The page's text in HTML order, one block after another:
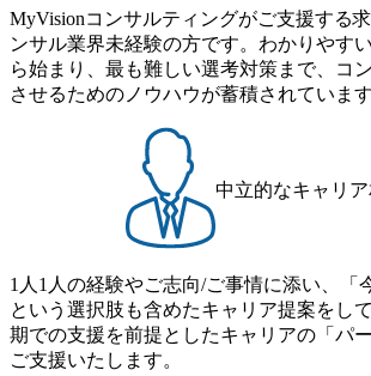
で主体的に動ける方 ・年齢にこだわらず
直に受け取れる方 ・推進力のある方
6年8月23日(日)にSustainable SCM SU
します。 当SUは「GlobalでのSCM構築」
ストの構造改革」といった伝統的なテー
イアントがこれから取組むべき「グリー
った社会課題やテーマに対して、グロー
事例などを基に企業の構造改革と社会価
みを行うプロフェッショナルチームです
象となるポジションは下記となります。
(調達改革・設備O&M)【SCS SU】 ・コン
流改革/需給プロセス改革)【SSC SU】 ・
プロセス分析・AI活用_Sustainable SCM
Consultant職)≪東京・大阪≫ ・コンサルタ
プンポジション)【SCS SU】 ※当日は全
食事などのカジュアルな交流、実際のプ
ススタディ、1対1の模擬面接等、複数の
月の期間に渡り行い、選考にご参加いた
ルタント未経験の方でも、戦略コンサル
仕事内容からお話をさせていただきます
ルティングにご興味をお持ちの方は、こ
にはWebテストを8月20日までに受験いた
日までにプログラム参加者をご案内しま
ム : 8月29日(土)10:00～13:30 @ベイン東
・プログラム期間中はコンサルタントと
ェクトのご紹介、ケースワークショップ
・10月17日(土)開催の選考会にて採用面接
す ※ご都合が合わない方は別途調整い
MyVisionコンサルティングがご支援する
ンサル業界未経験の方です。わかりやす
ら始まり、最も難しい選考対策まで、コ
させるためのノウハウが蓄積されています
中立的なキャリ
1人1人の経験やご志向/ご事情に添い、「
という選択肢も含めたキャリア提案をし
期での支援を前提としたキャリアの「パ
ご支援いたします。